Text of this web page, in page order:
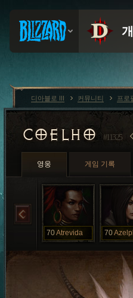
COELHO #11325
영웅 게임 기록
70Atrevida 70
디아블로 III 커뮤니티 프로